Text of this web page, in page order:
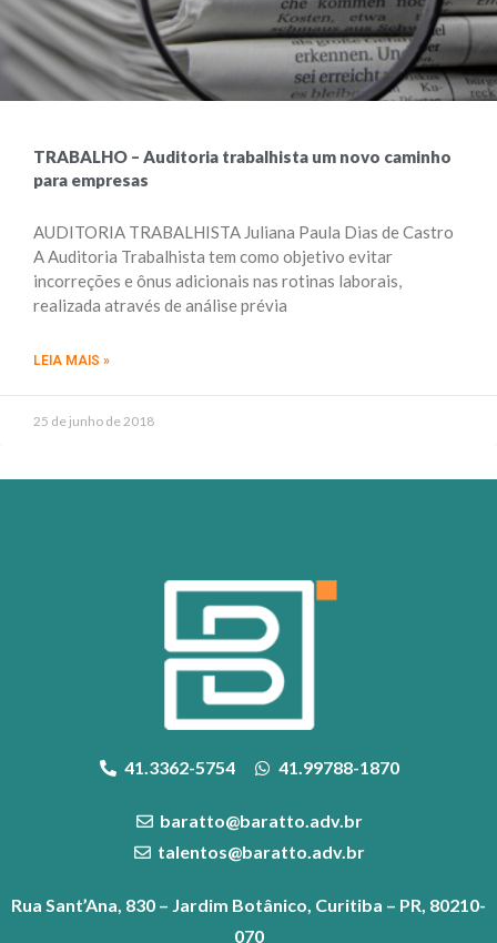
TRABALHO – Auditoria trabalhista um novo caminho
para empresas
AUDITORIA TRABALHISTA Juliana Paula Dias de Castro
A Auditoria Trabalhista tem como objetivo evitar
incorreções e ônus adicionais nas rotinas laborais,
realizada através de análise prévia
LEIA MAIS »
25 de junho de 2018
41.3362-5754 41.99788-1870
baratto@baratto.adv.br
talentos@baratto.adv.br
Rua Sant’Ana, 830 – Jardim Botânico, Curitiba – PR, 80210-
070